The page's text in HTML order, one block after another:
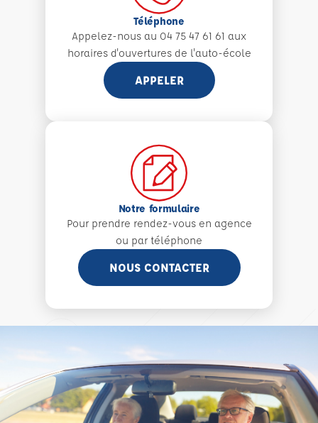
Téléphone
Appelez-nous au 04 75 47 61 61 aux
horaires d'ouvertures de l'auto-école
APPELER
Notre formulaire
Pour prendre rendez-vous en agence
ou par téléphone
NOUS CONTACTER